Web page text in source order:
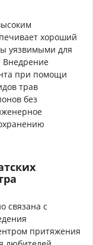
хороший
уязвимыми для
Внедрение
при помощи
трав
без
связана с
притяжения